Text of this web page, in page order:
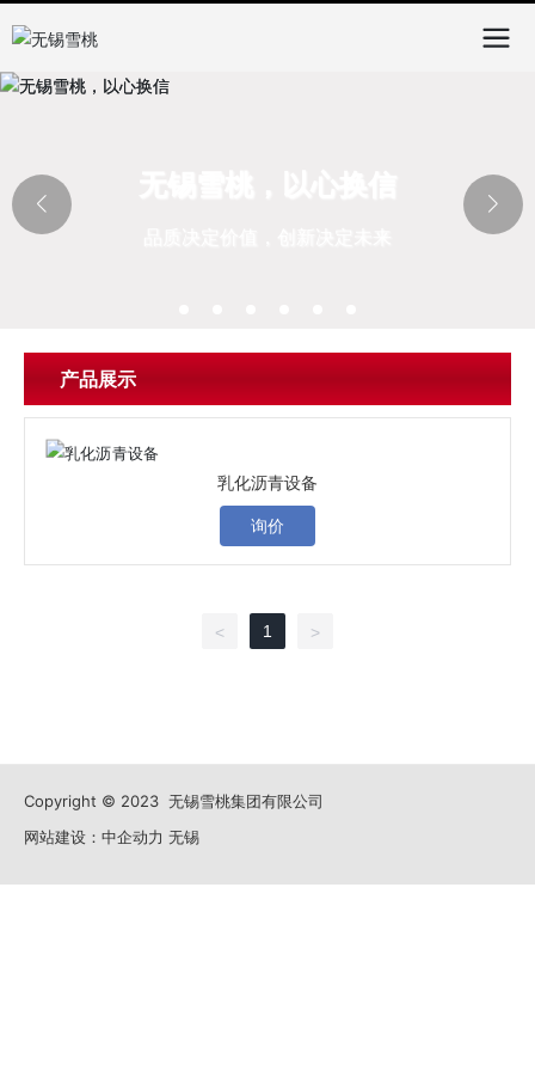
产品展示
乳化沥青设备
询价
< 1 >
Copyright © 2023 无锡雪桃集团有限公司
网站建设：中企动力 无锡